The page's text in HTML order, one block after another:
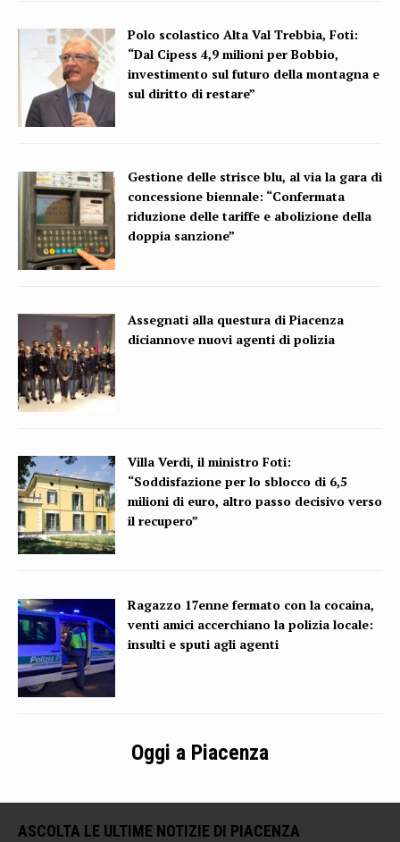
Polo scolastico Alta Val Trebbia, Foti:
“Dal Cipess 4,9 milioni per Bobbio,
investimento sul futuro della montagna e
sul diritto di restare”
Gestione delle strisce blu, al via la gara di
concessione biennale: “Confermata
riduzione delle tariffe e abolizione della
doppia sanzione”
Assegnati alla questura di Piacenza
diciannove nuovi agenti di polizia
Villa Verdi, il ministro Foti:
“Soddisfazione per lo sblocco di 6,5
milioni di euro, altro passo decisivo verso
il recupero”
Ragazzo 17enne fermato con la cocaina,
venti amici accerchiano la polizia locale:
insulti e sputi agli agenti
Oggi a Piacenza
ASCOLTA LE ULTIME NOTIZIE DI PIACENZA